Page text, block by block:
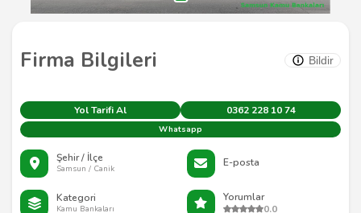
Firma Bilgileri Bildir
Yol Tarifi Al 0362 228 10 74
Whatsapp
Şehir / İlçe
Samsun / Canik E-posta
Kategori
Kamu Bankaları
Yorumlar
0.0